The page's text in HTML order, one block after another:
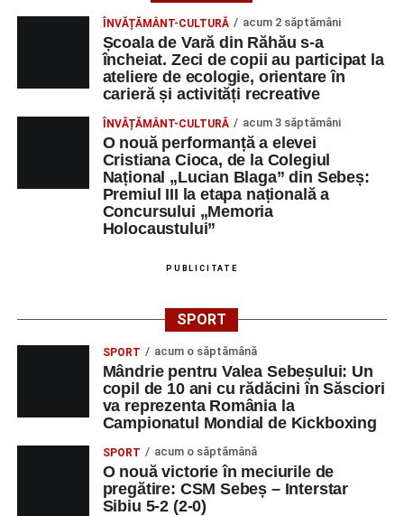
ÎNVĂȚĂMÂNT-CULTURĂ acum 2 săptămâni
Școala de Vară din Răhău s-a
încheiat. Zeci de copii au participat la
ateliere de ecologie, orientare în
carieră și activități recreative
ÎNVĂȚĂMÂNT-CULTURĂ acum 3 săptămâni
O nouă performanță a elevei
Cristiana Cioca, de la Colegiul
Național „Lucian Blaga” din Sebeș:
Premiul III la etapa națională a
Concursului „Memoria
Holocaustului”
PUBLICITATE
SPORT
SPORT acum o săptămână
Mândrie pentru Valea Sebeșului: Un
copil de 10 ani cu rădăcini în Săsciori
va reprezenta România la
Campionatul Mondial de Kickboxing
SPORT acum o săptămână
O nouă victorie în meciurile de
pregătire: CSM Sebeș – Interstar
Sibiu 5-2 (2-0)